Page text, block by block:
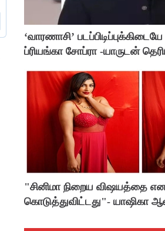
‘வாரணாசி’
ப்ரியங்கா சோப்ரா -யாருடன்
"சினிமா நிறைய விஷயத்தை
கொடுத்துவிட்டது"- யாஷிகா